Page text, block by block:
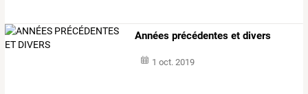
Années précédentes et divers
1 oct. 2019